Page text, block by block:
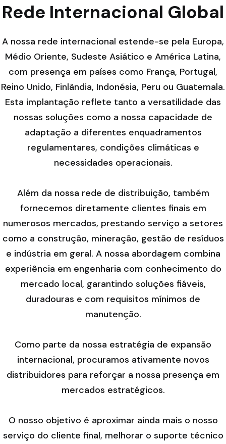
Rede Internacional Global
A nossa rede internacional estende-se pela Europa,
Médio Oriente, Sudeste Asiático e América Latina,
com presença em países como França, Portugal,
Reino Unido, Finlândia, Indonésia, Peru ou Guatemala.
Esta implantação reflete tanto a versatilidade das
nossas soluções como a nossa capacidade de
adaptação a diferentes enquadramentos
regulamentares, condições climáticas e
necessidades operacionais.
Além da nossa rede de distribuição, também
fornecemos diretamente clientes finais em
numerosos mercados, prestando serviço a setores
como a construção, mineração, gestão de resíduos
e indústria em geral. A nossa abordagem combina
experiência em engenharia com conhecimento do
mercado local, garantindo soluções fiáveis,
duradouras e com requisitos mínimos de
manutenção.
Como parte da nossa estratégia de expansão
internacional, procuramos ativamente novos
distribuidores para reforçar a nossa presença em
mercados estratégicos.
O nosso objetivo é aproximar ainda mais o nosso
serviço do cliente final, melhorar o suporte técnico